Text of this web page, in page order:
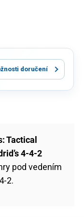
doručení
Tactical
4-4-2
pod vedením
2.